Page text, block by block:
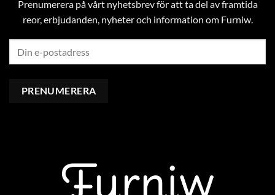
Prenumerera på vårt nyhetsbrev för att ta del av framtida
reor, erbjudanden, nyheter och information om Furniw.